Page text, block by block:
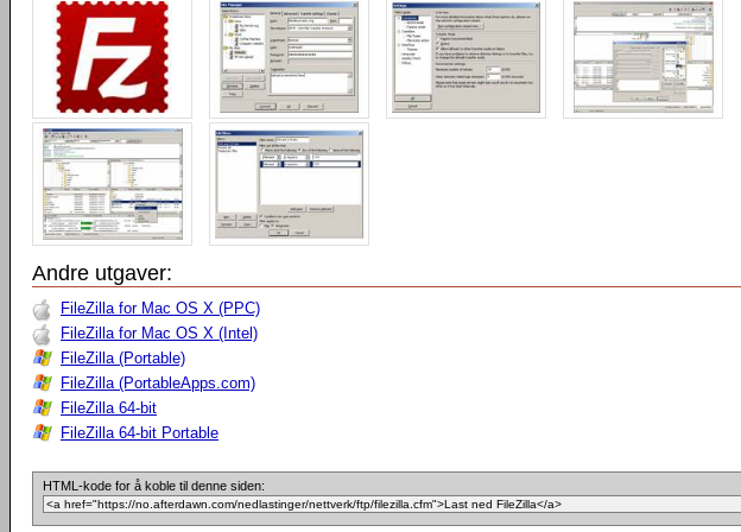
Andre utgaver:
FileZilla for Mac OS X (PPC)
FileZilla for Mac OS X (Intel)
FileZilla (Portable)
FileZilla (PortableApps.com)
FileZilla 64-bit
FileZilla 64-bit Portable
HTML-kode for å koble til denne siden: